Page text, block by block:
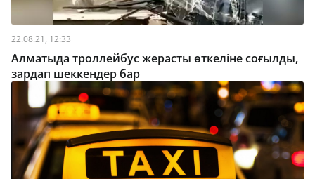
22.08.21, 12:33
Алматыда троллейбус жерасты өткеліне соғылды,
зардап шеккендер бар